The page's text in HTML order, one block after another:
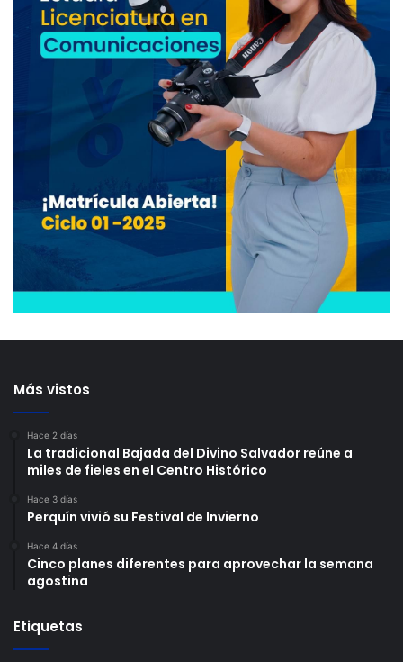
Más vistos
Hace 2 días
La tradicional Bajada del Divino Salvador reúne a
miles de fieles en el Centro Histórico
Hace 3 días
Perquín vivió su Festival de Invierno
Hace 4 días
Cinco planes diferentes para aprovechar la semana
agostina
Etiquetas